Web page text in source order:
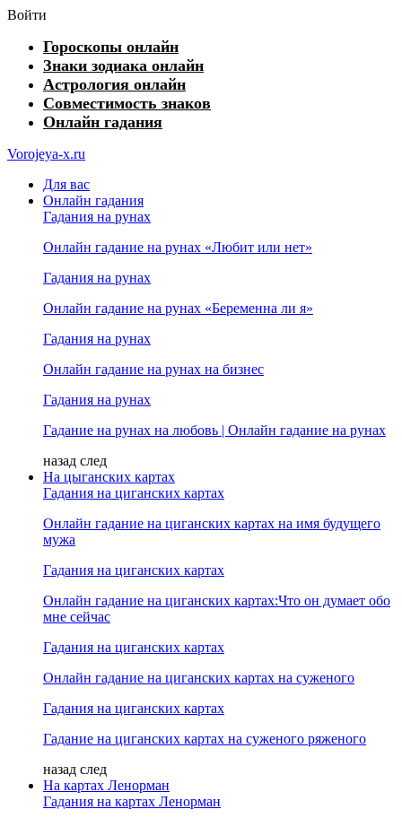
Войти
Гороскопы онлайн
Знаки зодиака онлайн
Астрология онлайн
Совместимость знаков
Онлайн гадания
Vorojeya-x.ru
Для вас
Онлайн гадания
Гадания на рунах
Онлайн гадание на рунах «Любит или нет»
Гадания на рунах
Онлайн гадание на рунах «Беременна ли я»
Гадания на рунах
Онлайн гадание на рунах на бизнес
Гадания на рунах
Гадание на рунах на любовь | Онлайн гадание на рунах
назад след
На цыганских картах
Гадания на циганских картах
Онлайн гадание на циганских картах на имя будущего
мужа
Гадания на циганских картах
Онлайн гадание на циганских картах:Что он думает обо
мне сейчас
Гадания на циганских картах
Онлайн гадание на циганских картах на суженого
Гадания на циганских картах
Гадание на циганских картах на суженого ряженого
назад след
На картах Ленорман
Гадания на картах Ленорман